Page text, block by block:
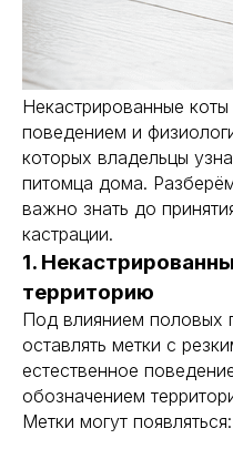
Некастрированные
поведением и
которых владельцы
питомца дома.
важно знать до
кастрации.
1.
территорию
Под влиянием половых
оставлять метки с
естественное
обозначением
Метки могут появляться: